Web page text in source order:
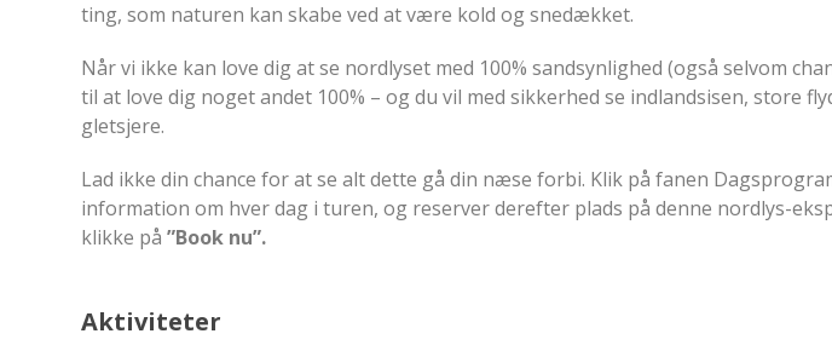
ting, som naturen kan skabe ved at være kold og snedækket.
Når vi ikke kan love dig at se nordlyset med 100% sandsynlighed (også selvom
til at love dig noget andet 100% – og du vil med sikkerhed se indlandsisen, store
gletsjere.
Lad ikke din chance for at se alt dette gå din næse forbi. Klik på fanen
information om hver dag i turen, og reserver derefter plads på denne nordlys-
klikke på”Book nu”.
Aktiviteter